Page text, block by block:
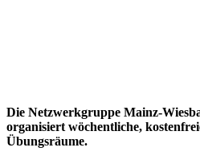
Die Netzwerkgruppe Mainz-
organisiert wöchentliche,
Übungsräume.